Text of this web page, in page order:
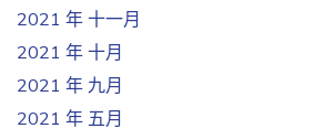
2021 年 十一月
2021 年 十月
2021 年 九月
2021 年 五月